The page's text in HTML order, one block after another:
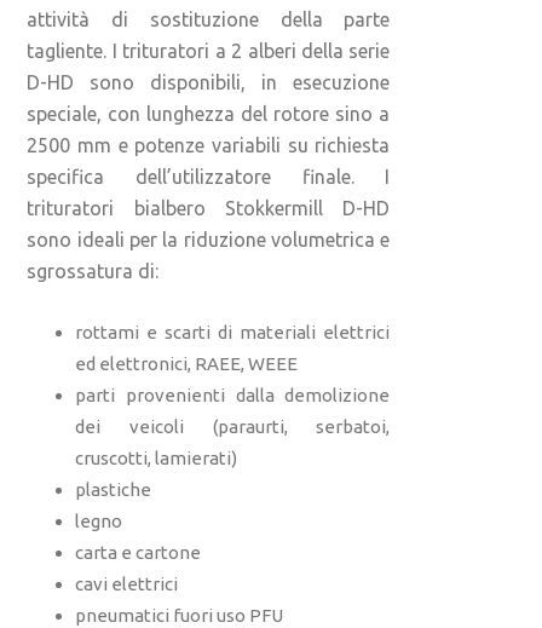
attività di sostituzione della parte
tagliente. I trituratori a 2 alberi della serie
D-HD sono disponibili, in esecuzione
speciale, con lunghezza del rotore sino a
2500 mm e potenze variabili su richiesta
specifica dell’utilizzatore finale. I
trituratori bialbero Stokkermill D-HD
sono ideali per la riduzione volumetrica e
sgrossatura di:
rottami e scarti di materiali elettrici
ed elettronici, RAEE, WEEE
parti provenienti dalla demolizione
dei veicoli (paraurti, serbatoi,
cruscotti, lamierati)
plastiche
legno
carta e cartone
cavi elettrici
pneumatici fuori uso PFU